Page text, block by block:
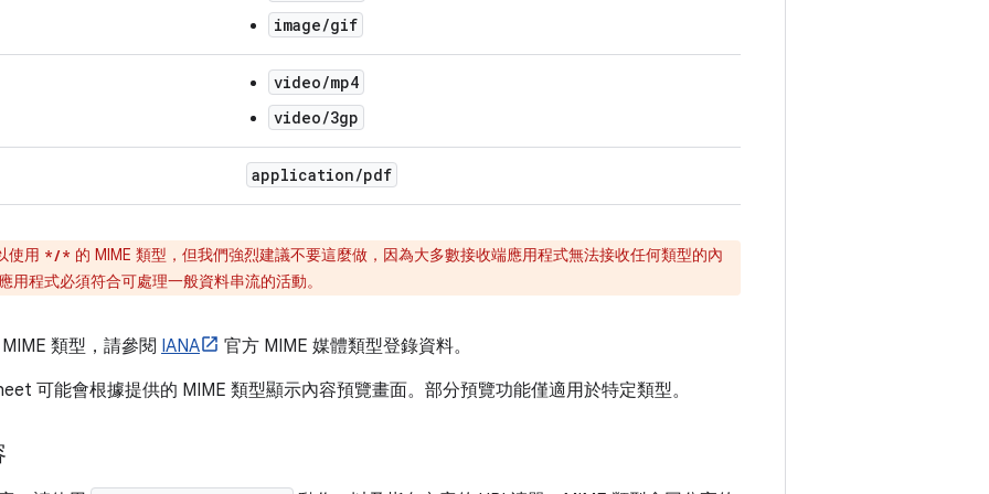
image/gif
video/mp4
video/3gp
application/pdf
使用 */* 的 MIME 類型，但我們強烈建議不要這麼做，因為大多數接收端應用程式無法接收任何類型的內
用程式必須符合可處理一般資料串流的活動。
類型，請參閱 IANA
官方 MIME 媒體類型登錄資料。
可能會根據提供的 MIME 類型顯示內容預覽畫面。部分預覽功能僅適用於特定類型。